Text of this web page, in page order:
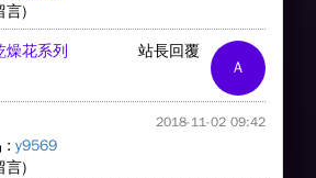
言)
A
站長回覆
燥花系列
2018-11-02 09:42
: y9569
言)